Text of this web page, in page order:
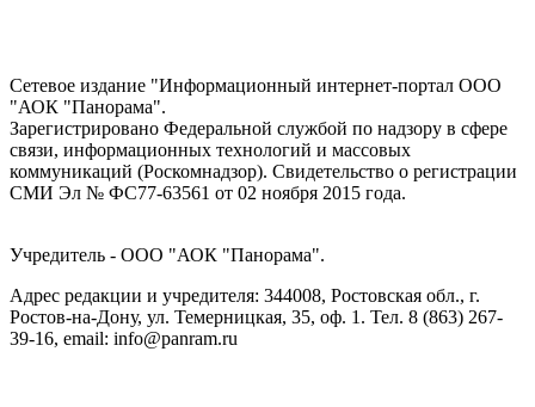
Сетевое издание "Информационный интернет-портал ООО
"АОК "Панорама".
Зарегистрировано Федеральной службой по надзору в сфере
связи, информационных технологий и массовых
коммуникаций (Роскомнадзор). Cвидетельство о регистрации
СМИ Эл № ФС77-63561 от 02 ноября 2015 года.
Учредитель - ООО "АОК "Панорама".
Адрес редакции и учредителя: 344008, Ростовская обл., г.
Ростов-на-Дону, ул. Темерницкая, 35, оф. 1. Тел. 8 (863) 267-
39-16, email: info@panram.ru